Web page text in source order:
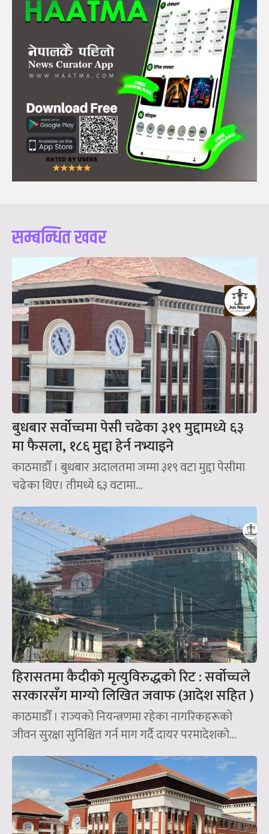
सम्बन्धित खवर
बुधबार सर्वोच्चमा पेसी चढेका ३१९ मुद्दामध्ये ६३
मा फैसला, १८६ मुद्दा हेर्न नभ्याइने
काठमाडौँ । बुधबार अदालतमा जम्मा ३१९ वटा मुद्दा पेसीमा
चढेका थिए। तीमध्ये ६३ वटामा...
हिरासतमा कैदीकाे मृत्युविरुद्धको रिट : सर्वोच्चले
सरकारसँग माग्यो लिखित जवाफ (आदेश सहित )
काठमाडौँ । राज्यको नियन्त्रणमा रहेका नागरिकहरूको
जीवन सुरक्षा सुनिश्चित गर्न माग गर्दै दायर परमादेशको...